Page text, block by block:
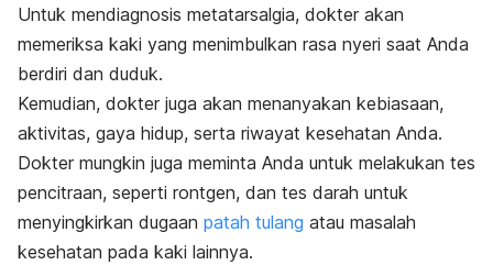
Untuk mendiagnosis metatarsalgia, dokter akan
memeriksa kaki yang menimbulkan rasa nyeri saat Anda
berdiri dan duduk.
Kemudian, dokter juga akan menanyakan kebiasaan,
aktivitas, gaya hidup, serta riwayat kesehatan Anda.
Dokter mungkin juga meminta Anda untuk melakukan tes
pencitraan, seperti rontgen, dan tes darah untuk
menyingkirkan dugaan patah tulang atau masalah
kesehatan pada kaki lainnya.